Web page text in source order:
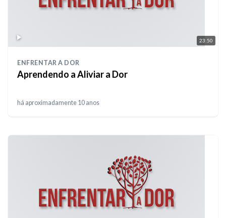
23:50
ENFRENTAR A DOR
Aprendendo a Aliviar a Dor
há aproximadamente 10 anos